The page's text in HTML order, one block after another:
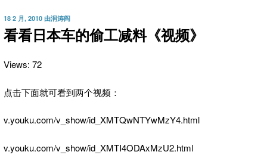
发
布
于
18 2 月, 2010 由润涛阎
看看日本车的偷工减料《视频》
Views: 72
点击下面就可看到两个视频：
v.youku.com/v_show/id_XMTQwNTYwMzY4.html
v.youku.com/v_show/id_XMTI4ODAxMzU2.html